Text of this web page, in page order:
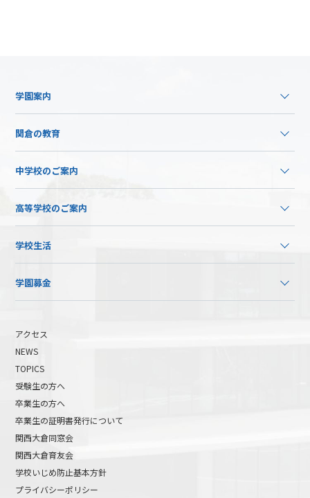
学園案内
関倉の教育
中学校のご案内
高等学校のご案内
学校生活
学園募金
アクセス
NEWS
TOPICS
受験生の方へ
卒業生の方へ
卒業生の証明書発行について
関西大倉同窓会
関西大倉育友会
学校いじめ防止基本方針
プライバシーポリシー